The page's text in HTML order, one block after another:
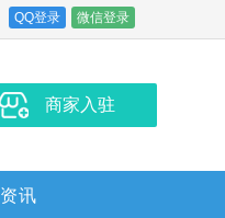
QQ登录 微信登录
商家入驻
资讯